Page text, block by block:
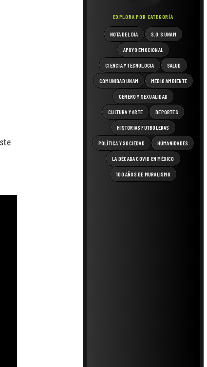
EXPLORA POR CATEGORÍA
NOTA DEL DÍA S.O.S UNAM
APOYO EMOCIONAL
CIENCIA Y TECNOLOGÍA SALUD
COMUNIDAD UNAM MEDIO AMBIENTE
GÉNERO Y SEXUALIDAD
CULTURA Y ARTE DEPORTES
HISTORIAS FUTBOLERAS
POLÍTICA Y SOCIEDAD HUMANIDADES
LA DÉCADA COVID EN MÉXICO
100 AÑOS DE MURALISMO